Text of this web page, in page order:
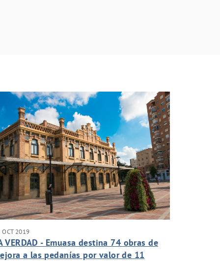
OCT 2019
VERDAD - Emuasa destina 74 obras de
a las pedanías por valor de 11